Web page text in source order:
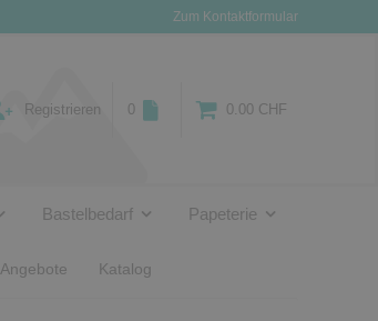
Zum Kontaktformular
Registrieren 0 0.00 CHF
Bastelbedarf Papeterie
Angebote Katalog